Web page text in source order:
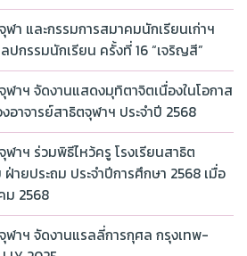
า และกรรมการสมาคมนักเรียนเก่าฯ
ปกรรมนักเรียน ครั้งที่ 16 “เจริญสี”
าฯ จัดงานแสดงมุทิตาจิตเนื่องในโอกาส
าจารย์สาธิตจุฬาฯ ประจำปี 2568
าฯ ร่วมพิธีไหว้ครู โรงเรียนสาธิต
ยประถม ประจำปีการศึกษา 2568 เมื่อ
ม 2568
ฬาฯ จัดงานแรลลี่การกุศล กรุงเทพ-